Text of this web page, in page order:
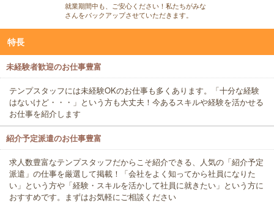
就業期間中も、ご安心ください！私たちがみな
さんをバックアップさせていただきます。
特長
未経験者歓迎のお仕事豊富
テンプスタッフには未経験OKのお仕事も多くあります。「十分な経験
はないけど・・・」という方も大丈夫！今あるスキルや経験を活かせる
お仕事を紹介します
紹介予定派遣のお仕事豊富
求人数豊富なテンプスタッフだからこそ紹介できる、人気の「紹介予定
派遣」の仕事を厳選して掲載！「会社をよく知ってから社員になりた
い」という方や「経験・スキルを活かして社員に就きたい」という方に
おすすめです。まずはお気軽にご相談ください